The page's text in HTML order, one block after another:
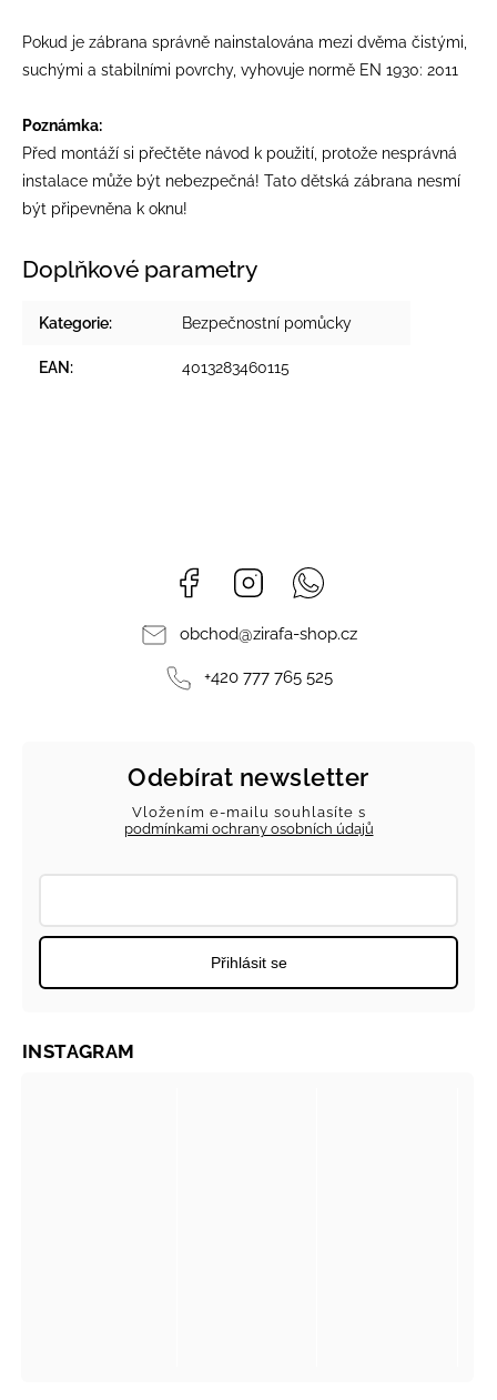
Pokud je zábrana správně nainstalována mezi dvěma čistými,
suchými a stabilními povrchy, vyhovuje normě EN 1930: 2011
Poznámka:
Před montáží si přečtěte návod k použití, protože nesprávná
instalace může být nebezpečná! Tato dětská zábrana nesmí
být připevněna k oknu!
Doplňkové parametry
Kategorie: Bezpečnostní pomůcky
EAN: 4013283460115
Facebook Instagram
obchod@zirafa-shop.cz
+420 777 765 525
Odebírat newsletter
Vložením e-mailu souhlasíte s
podmínkami ochrany osobních údajů
Přihlásit se
INSTAGRAM